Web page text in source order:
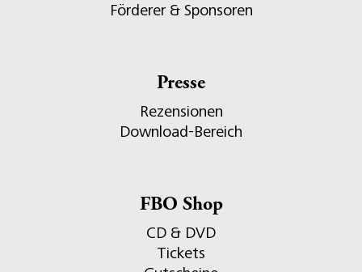
Förderer & Sponsoren
Presse
Rezensionen
Download-Bereich
FBO Shop
CD & DVD
Tickets